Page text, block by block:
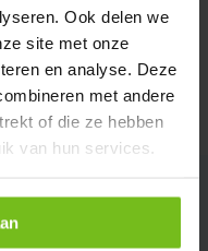
Ook delen we
site met onze
en analyse. Deze
met andere
of die ze hebben
van hun services.